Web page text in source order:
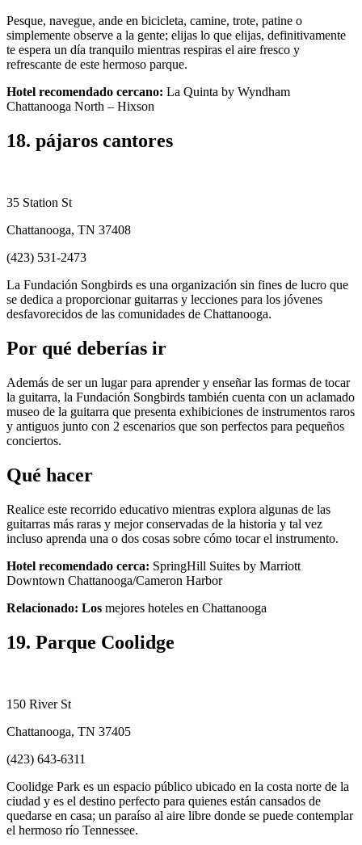
Pesque, navegue, ande en bicicleta, camine, trote, patine o
simplemente observe a la gente; elijas lo que elijas, definitivamente
te espera un día tranquilo mientras respiras el aire fresco y
refrescante de este hermoso parque.
Hotel recomendado cercano: La Quinta by Wyndham
Chattanooga North – Hixson
18. pájaros cantores
35 Station St
Chattanooga, TN 37408
(423) 531-2473
La Fundación Songbirds es una organización sin fines de lucro que
se dedica a proporcionar guitarras y lecciones para los jóvenes
desfavorecidos de las comunidades de Chattanooga.
Por qué deberías ir
Además de ser un lugar para aprender y enseñar las formas de tocar
la guitarra, la Fundación Songbirds también cuenta con un aclamado
museo de la guitarra que presenta exhibiciones de instrumentos raros
y antiguos junto con 2 escenarios que son perfectos para pequeños
conciertos.
Qué hacer
Realice este recorrido educativo mientras explora algunas de las
guitarras más raras y mejor conservadas de la historia y tal vez
incluso aprenda una o dos cosas sobre cómo tocar el instrumento.
Hotel recomendado cerca: SpringHill Suites by Marriott
Downtown Chattanooga/Cameron Harbor
Relacionado: Los mejores hoteles en Chattanooga
19. Parque Coolidge
150 River St
Chattanooga, TN 37405
(423) 643-6311
Coolidge Park es un espacio público ubicado en la costa norte de la
ciudad y es el destino perfecto para quienes están cansados ​​de
quedarse en casa; un paraíso al aire libre donde se puede contemplar
el hermoso río Tennessee.